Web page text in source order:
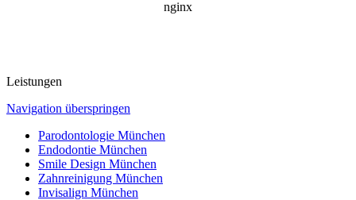
Leistungen
Navigation überspringen
Parodontologie München
Endodontie München
Smile Design München
Zahnreinigung München
Invisalign München